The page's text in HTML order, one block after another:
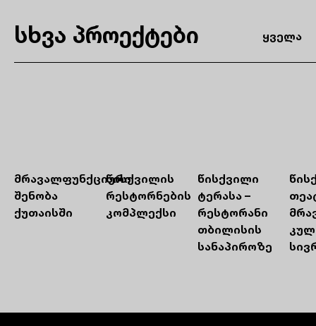
სხვა პროექტები ყველა
მრავალფუნქციური
შენობა
ქუთაისში
წისქვილის
რესტორნების
კომპლექსი
წისქვილი
ტერასა –
რესტორანი
თბილისის
სანაპიროზე